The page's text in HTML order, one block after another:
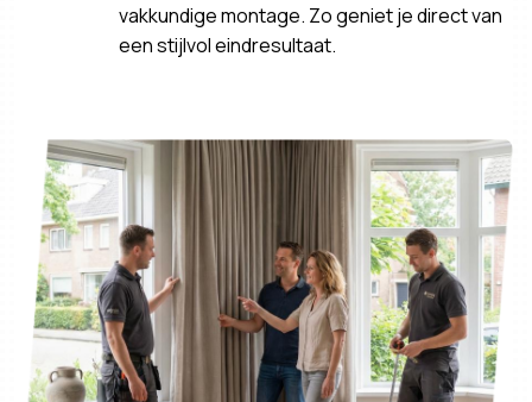
vakkundige montage. Zo geniet je direct van
een stijlvol eindresultaat.